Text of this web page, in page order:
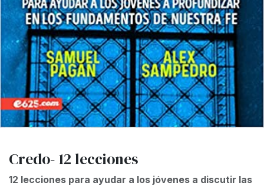
Credo- 12 lecciones
12 lecciones para ayudar a los jóvenes a discutir las